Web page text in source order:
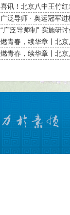
喜讯！北京八中王竹
广泛导师 · 奥运冠军
“广泛导师制” 实施研
燃青春，续华章丨北
燃青春，续华章丨北